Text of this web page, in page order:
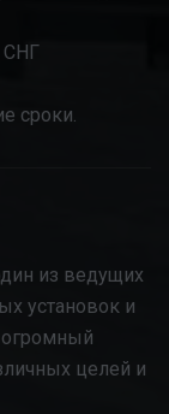
СНГ
сроки.
из ведущих
установок и
целей и